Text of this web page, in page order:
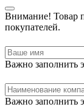
Внимание! Товар
покупателей.
Важно заполнить
Важно заполнить